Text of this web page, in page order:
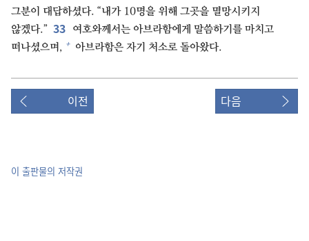
그분이 대답하셨다. “내가 10명을 위해 그곳을 멸망시키지
않겠다.” 33
여호와께서는 아브라함에게 말씀하기를 마치고
떠나셨으며, + 아브라함은 자기 처소로 돌아왔다.
이전 다음
이 출판물의 저작권